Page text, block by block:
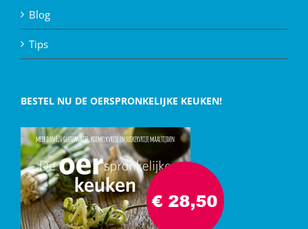
Blog
Tips
BESTEL NU DE OERSPRONKELIJKE KEUKEN!